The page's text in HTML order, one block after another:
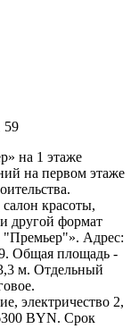
59
на 1 этаже
на первом этаже
красоты,
другой формат
Адрес:
Общая площадь -
м. Отдельный
электричество 2,
BYN. Срок